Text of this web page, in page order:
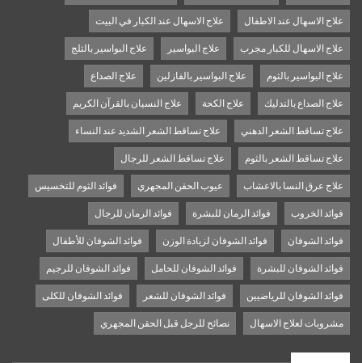
علاج الاسهال عند الاطفال علاج الاسهال عند الكبار في البيت
علاج الاسهال للكبار مجرب علاج البواسير علاج البواسير بالثلج
علاج البواسير بالثوم علاج البواسير بالفازلين علاج الصداع
علاج الصداع بالتدليك علاج الكحة علاج النسيان بالقرآن الكريم
علاج تساقط الشعر الدهني علاج تساقط الشعر الشديد عند النساء
علاج تساقط الشعر بالثوم علاج تساقط الشعر للرجال
علاج عرق النسا بالاعشاب عيوب الحقن المجهري فوائد الثوم للتخسيس
فوائد الخروب فوائد الرمان للبشرة فوائد الرمان للرجال
فوائد الشوفان فوائد الشوفان لزيادة الوزن فوائد الشوفان للأطفال
فوائد الشوفان للبشرة فوائد الشوفان للحامل فوائد الشوفان للرجيم
فوائد الشوفان للرياضيين فوائد الشوفان للشعر فوائد الشوفان للكلى
مشروبات لعلاج الاسهال نصائح للرجل قبل الحقن المجهري